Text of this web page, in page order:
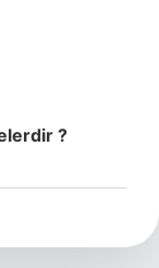
?